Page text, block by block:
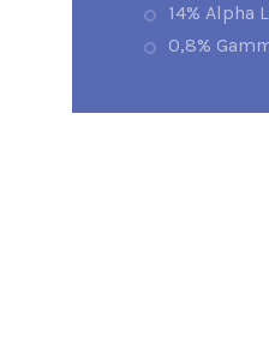
14% Alpha
0,8%